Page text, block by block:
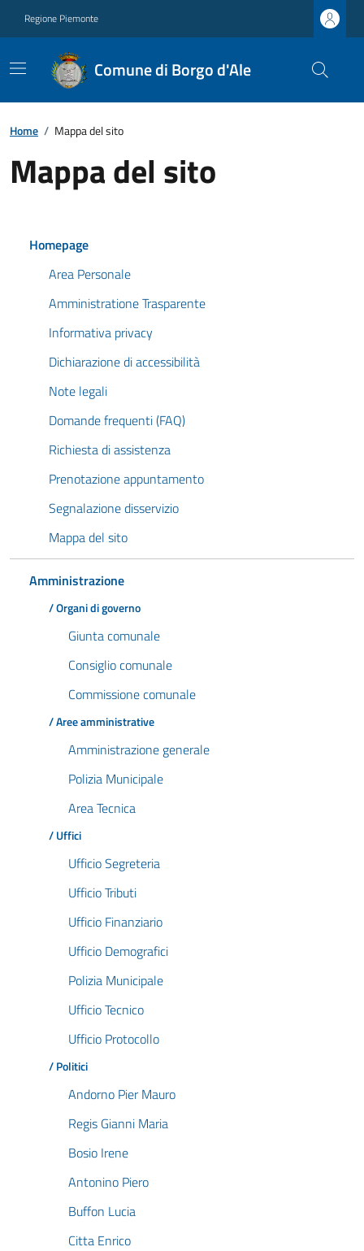
Regione Piemonte
Comune di Borgo d'Ale
Home / Mappa del sito
Mappa del sito
Homepage
Area Personale
Amministratione Trasparente
Informativa privacy
Dichiarazione di accessibilità
Note legali
Domande frequenti (FAQ)
Richiesta di assistenza
Prenotazione appuntamento
Segnalazione disservizio
Mappa del sito
Amministrazione
/ Organi di governo
Giunta comunale
Consiglio comunale
Commissione comunale
/ Aree amministrative
Amministrazione generale
Polizia Municipale
Area Tecnica
/ Uffici
Ufficio Segreteria
Ufficio Tributi
Ufficio Finanziario
Ufficio Demografici
Polizia Municipale
Ufficio Tecnico
Ufficio Protocollo
/ Politici
Andorno Pier Mauro
Regis Gianni Maria
Bosio Irene
Antonino Piero
Buffon Lucia
Citta Enrico